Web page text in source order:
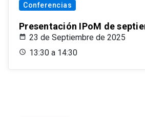
Conferencias
Presentación IPoM de
23 de Septiembre de 2025
13:30 a 14:30